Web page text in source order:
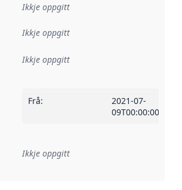
Ikkje oppgitt
Ikkje oppgitt
Ikkje oppgitt
Frå:
2021-07-
09T00:00:00Z
Referanse til ei implementeringsregel eller
Ikkje oppgitt